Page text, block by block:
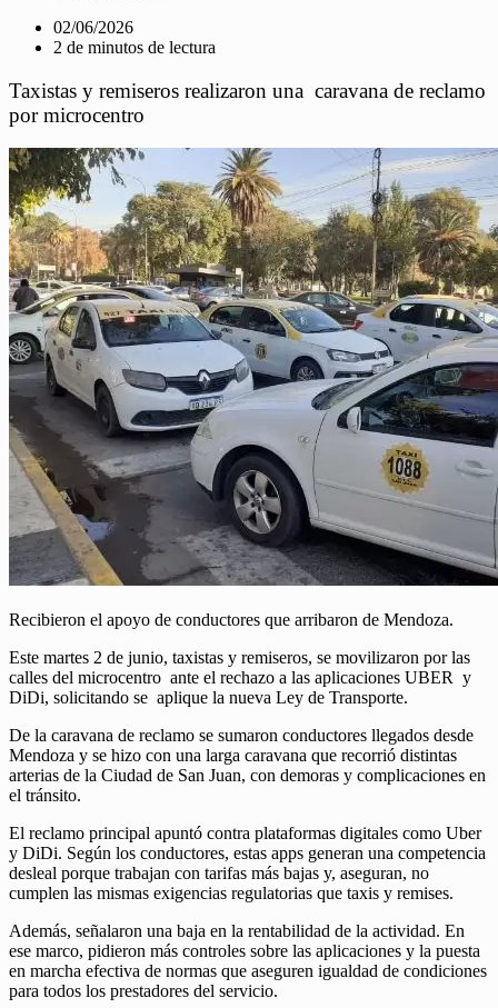
02/06/2026
2 de minutos de lectura
Taxistas y remiseros realizaron una caravana de reclamo
por microcentro
Recibieron el apoyo de conductores que arribaron de Mendoza.
Este martes 2 de junio, taxistas y remiseros, se movilizaron por las
calles del microcentro ante el rechazo a las aplicaciones UBER y
DiDi, solicitando se aplique la nueva Ley de Transporte.
De la caravana de reclamo se sumaron conductores llegados desde
Mendoza y se hizo con una larga caravana que recorrió distintas
arterias de la Ciudad de San Juan, con demoras y complicaciones en
el tránsito.
El reclamo principal apuntó contra plataformas digitales como Uber
y DiDi. Según los conductores, estas apps generan una competencia
desleal porque trabajan con tarifas más bajas y, aseguran, no
cumplen las mismas exigencias regulatorias que taxis y remises.
Además, señalaron una baja en la rentabilidad de la actividad. En
ese marco, pidieron más controles sobre las aplicaciones y la puesta
en marcha efectiva de normas que aseguren igualdad de condiciones
para todos los prestadores del servicio.